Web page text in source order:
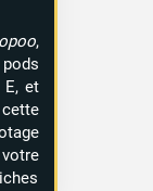
,
E, et